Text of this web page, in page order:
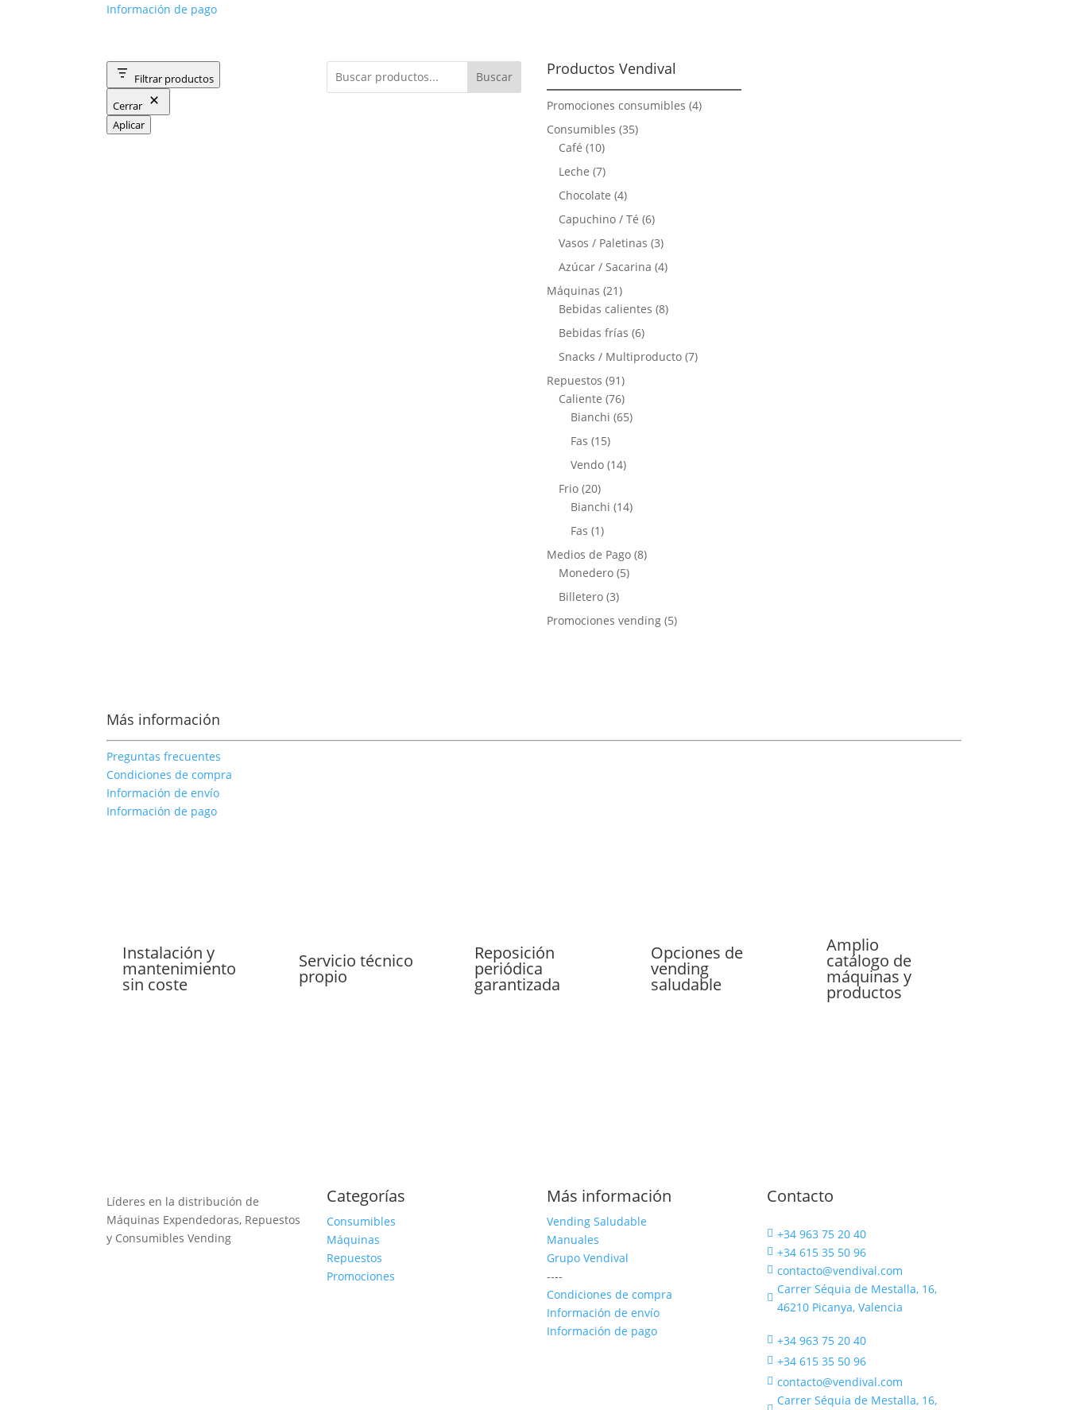
Información de pago
Filtrar productos
Cerrar
Aplicar
Buscar Productos Vendival
Promociones consumibles 44
Consumibles 3535
Café 1010
productos
Leche 77
productos
Chocolate 44
productos
Capuchino / Té 66
productos
Vasos / Paletinas 33
productos
Azúcar / Sacarina 44
Máquinas 2121
productos
Bebidas calientes 88
Bebidas frías 66
productos
Snacks / Multiproducto 77
Repuestos 9191
productos
Caliente 7676
productos
Bianchi 6565
Fas 1515
productos
Vendo 1414
Frio 2020
productos
Bianchi 1414
Fas 11
producto
Medios de Pago 88
Monedero 55
Billetero 33
productos
Promociones vending 55
Más información
Preguntas frecuentes
Condiciones de compra
Información de envío
Información de pago
Instalación y
mantenimiento
sin coste
Servicio técnico
propio
Reposición
periódica
garantizada
Opciones de
vending
saludable
Amplio
catálogo de
máquinas y
productos
Líderes en la distribución de
Máquinas Expendedoras, Repuestos
y Consumibles Vending
Categorías
Consumibles
Máquinas
Repuestos
Promociones
Más información
Vending Saludable
Manuales
Grupo Vendival
----
Condiciones de compra
Información de envío
Información de pago
Contacto
 +34 963 75 20 40
 +34 615 35 50 96
 contacto@vendival.com

Carrer Séquia de Mestalla, 16,
46210 Picanya, Valencia
 +34 963 75 20 40
 +34 615 35 50 96
 contacto@vendival.com
Carrer Séquia de Mestalla, 16,